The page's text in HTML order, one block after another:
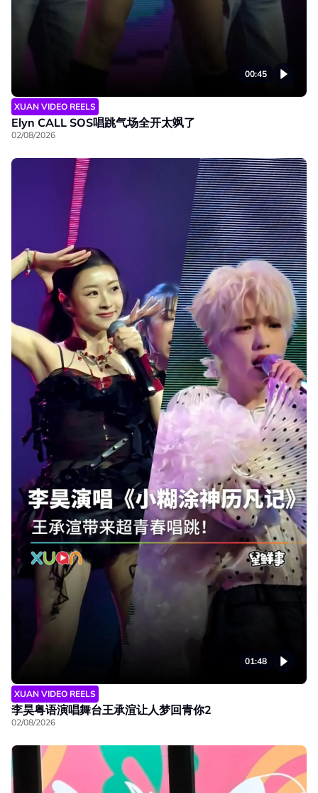
00:45
XUAN VIDEO REELS
Elyn CALL SOS唱跳气场全开太飒了
02/08/2026
01:48
XUAN VIDEO REELS
李昊粤语演唱舞台王承渲让人梦回青你2
02/08/2026